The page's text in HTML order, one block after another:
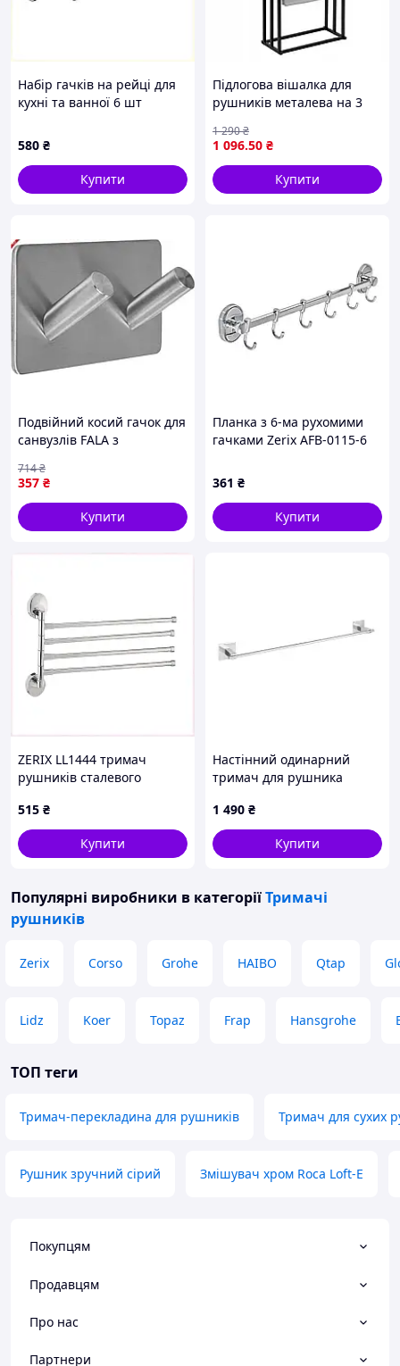
Набір гачків на рейці для
кухні та ванної 6 шт
580 ₴
Купити
Підлогова вішалка для
рушників металева на 3
1 096.50 ₴
1 290₴
Купити
Подвійний косий гачок для
санвузлів FALA з
розмір 45х90х25 мм
357 ₴
714₴
Купити
Планка з 6-ма рухомими
гачками Zerix AFB-0115-6
361 ₴
Купити
ZERIX LL1444 тримач
рушників сталевого
515 ₴
Купити
Настінний одинарний
тримач для рушника
сріблястий
1 490 ₴
Купити
Популярні виробники в категоріїТримачі
рушників
Zerix Corso Grohe HAIBO Qtap
Lidz Koer Topaz Frap Hansgrohe
ТОП теги
Тримач-перекладина для рушників Тримач для сухих
Рушник зручний сірий Змішувач хром Roca Loft-E
Покупцям
Продавцям
Про нас
Партнери